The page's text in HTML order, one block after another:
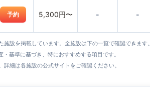
予約 5,300円〜 - -
設を掲載しています。全施設は下の一覧で確認できます。
基準に基づき、特におすすめする項目です。
細は各施設の公式サイトをご確認ください。